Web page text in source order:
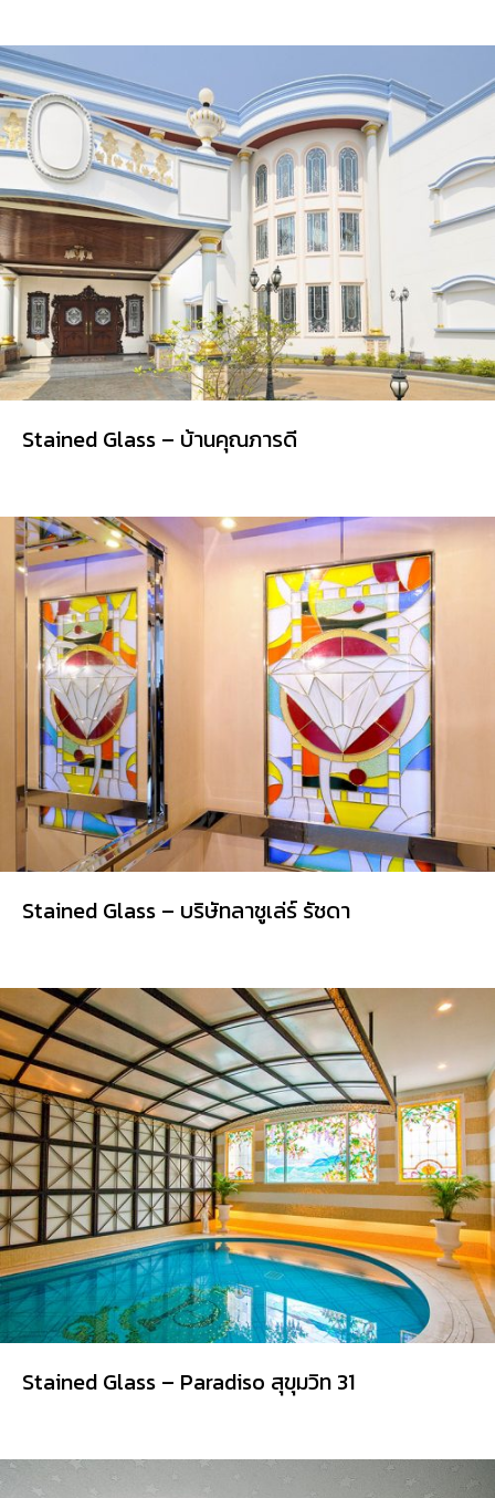
Stained Glass – บ้านคุณภารดี
Stained Glass – บริษัทลาชูเล่ร์ รัชดา
Stained Glass – Paradiso สุขุมวิท 31